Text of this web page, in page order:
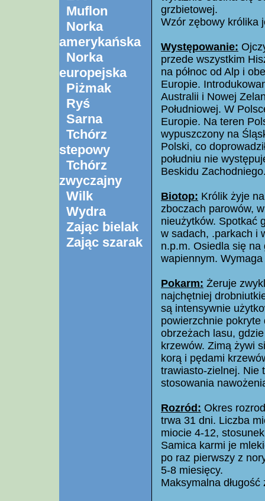
Muflon
Norka
amerykańska
Norka
europejska
Piżmak
Ryś
Sarna
Tchórz
stepowy
Tchórz
zwyczajny
Wilk
Wydra
Zając bielak
Zając szarak
grzbietowej.
Wzór zębowy królika
Występowanie:
przede wszystkim
na północ od Alp i
Europie.
Australii i Nowej
Południowej. W
Europie. Na teren
wypuszczony na
Polski, co
południu nie
Beskidu
Biotop: Królik żyje
zboczach parowów,
nieużytków. Spotkać
w sadach, .parkach i
n.p.m. Osiedla się na
wapiennym.
Pokarm: Żeruje
najchętniej
są intensywnie
powierzchnie
obrzeżach lasu,
krzewów. Zimą żywi
korą i pędami
trawiasto-zielnej. Nie
stosowania
Rozród: Okres
trwa 31 dni. Liczba
miocie 4-12,
Samica karmi je
po raz pierwszy z
5-8 miesięcy.
Maksymalna